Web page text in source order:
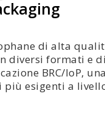
di alta
diversi formati e
BRC/IoP,
più esigenti a